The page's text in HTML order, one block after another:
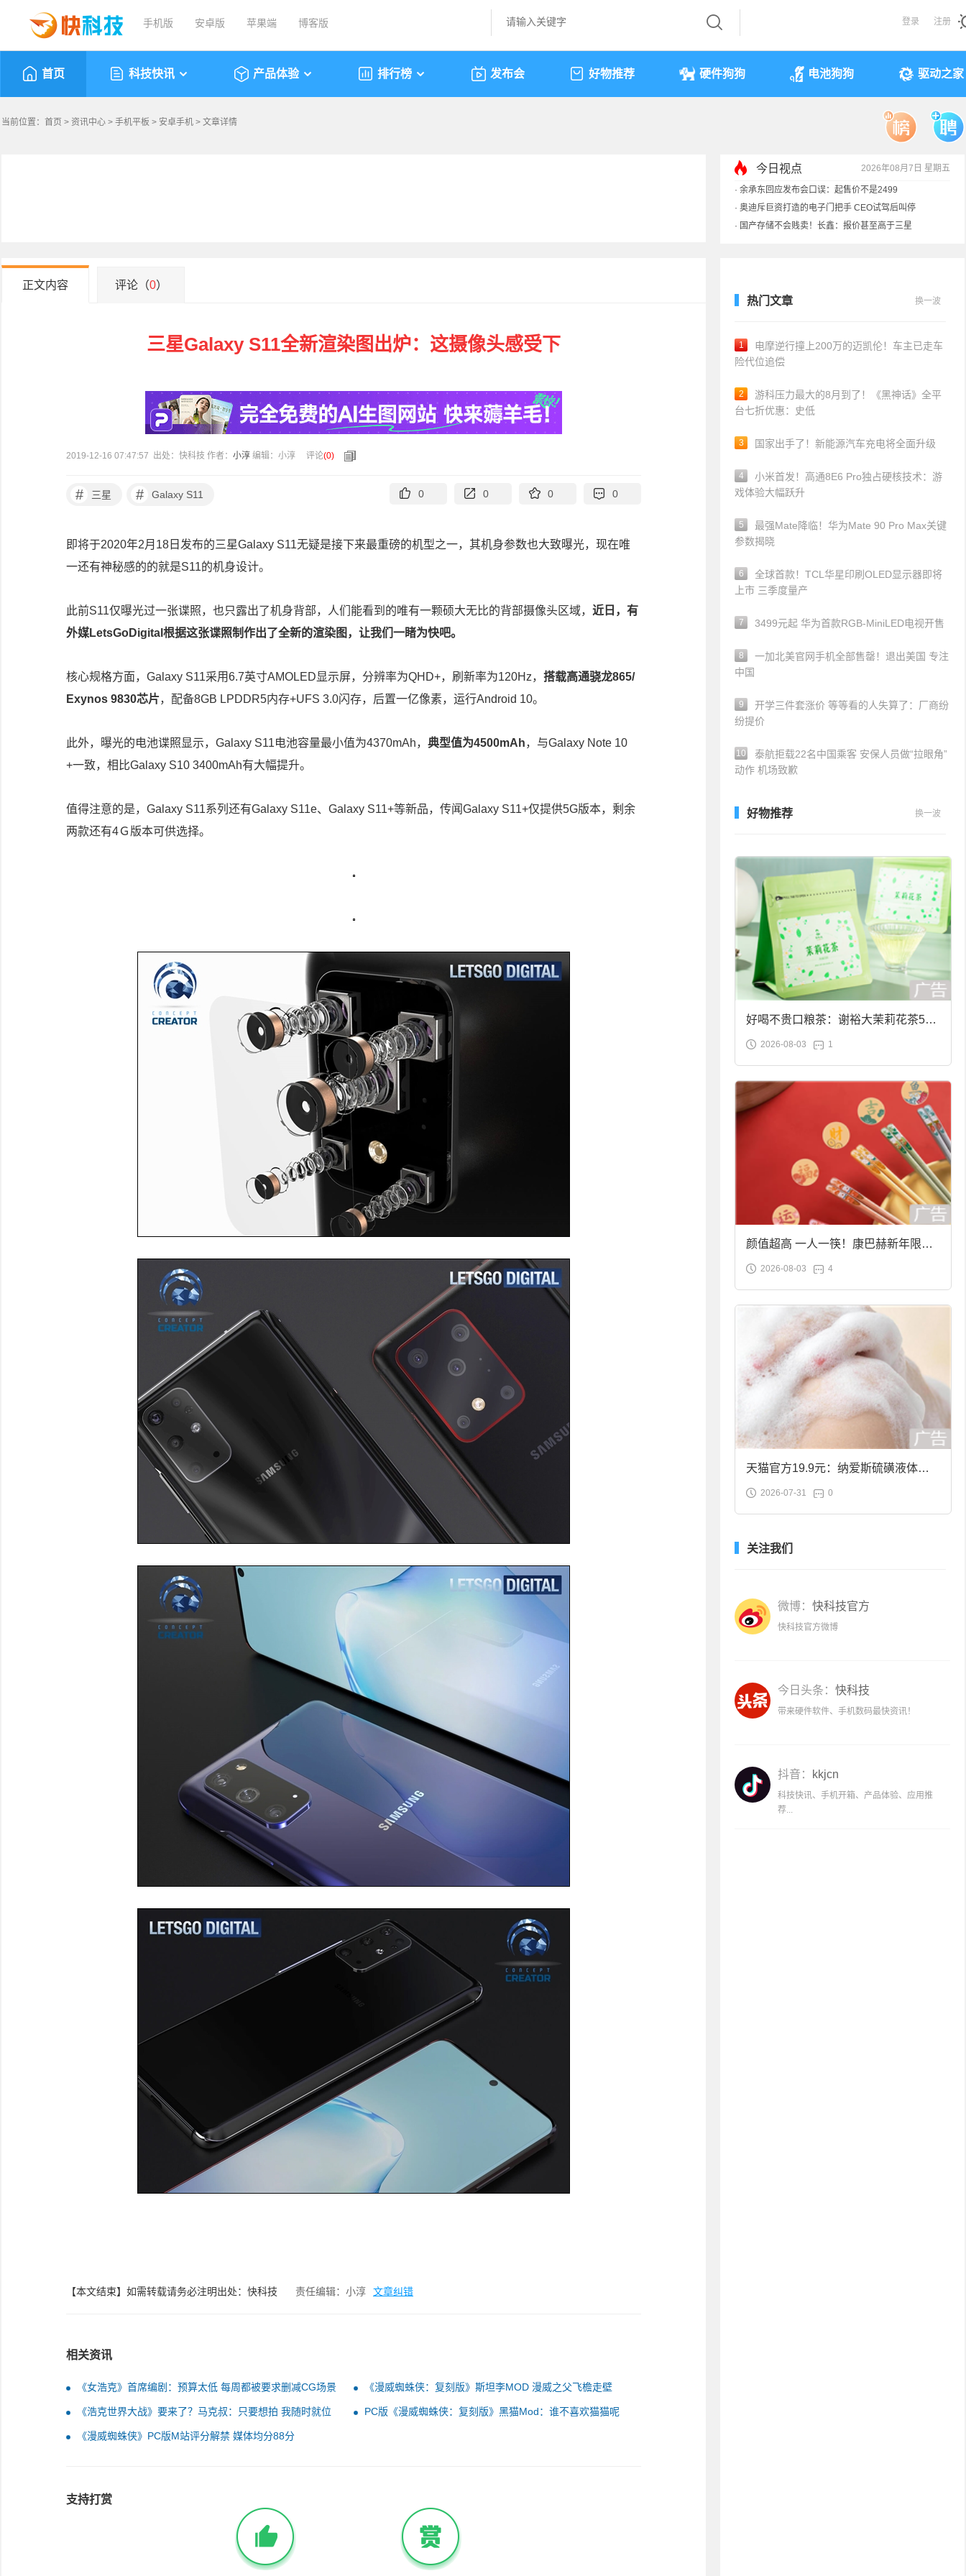
手机版 安卓版 苹果端 博客版 登录 注册
首页 科技快讯 产品体验 排行榜 发布会 好物推荐 硬件狗狗 电池狗狗 驱动之家
当前位置： 首页 > 资讯中心 > 手机平板 > 安卓手机 > 文章详情
今日视点 2026年08月7日 星期五
· 余承东回应发布会口误：起售价不是2499
· 奥迪斥巨资打造的电子门把手 CEO试驾后叫停
· 国产存储不会贱卖！长鑫：报价甚至高于三星
正文内容 评论（0）
三星Galaxy S11全新渲染图出炉：这摄像头感受下
2019-12-16 07:47:57 出处：快科技 作者： 小淳 编辑：小淳 评论(0)
# 三星 # Galaxy S11 0 0 0 0
即将于2020年2月18日发布的三星Galaxy S11无疑是接下来最重磅的机型之一，其机身参数也大致曝光，现在唯
一还有神秘感的的就是S11的机身设计。
此前S11仅曝光过一张谍照，也只露出了机身背部，人们能看到的唯有一颗硕大无比的背部摄像头区域， 近日，有
外媒LetsGoDigital根据这张谍照制作出了全新的渲染图，让我们一睹为快吧。
核心规格方面，Galaxy S11采用6.7英寸AMOLED显示屏，分辨率为QHD+，刷新率为120Hz， 搭载高通骁龙865/
Exynos 9830芯片，配备8GB LPDDR5内存+UFS 3.0闪存，后置一亿像素，运行Android 10。
此外，曝光的电池谍照显示，Galaxy S11电池容量最小值为4370mAh， 典型值为4500mAh，与Galaxy Note 10
+一致，相比Galaxy S10 3400mAh有大幅提升。
值得注意的是，Galaxy S11系列还有Galaxy S11e、Galaxy S11+等新品，传闻Galaxy S11+仅提供5G版本，剩余
两款还有4Ｇ版本可供选择。
【本文结束】如需转载请务必注明出处：快科技 责任编辑：小淳 文章纠错
相关资讯
《女浩克》首席编剧：预算太低 每周都被要求删减CG场景 《漫威蜘蛛侠：复刻版》斯坦李MOD 漫威之父飞檐走壁
《浩克世界大战》要来了？马克叔：只要想拍 我随时就位 PC版《漫威蜘蛛侠：复刻版》黑猫Mod：谁不喜欢猫猫呢
《漫威蜘蛛侠》PC版M站评分解禁 媒体均分88分
支持打赏
热门文章 换一波
1
电摩逆行撞上200万的迈凯伦！车主已走车
险代位追偿
2
游科压力最大的8月到了！《黑神话》全平
台七折优惠：史低
3 国家出手了！新能源汽车充电将全面升级
4
小米首发！高通8E6 Pro独占硬核技术：游
戏体验大幅跃升
5
最强Mate降临！华为Mate 90 Pro Max关键
参数揭晓
6
全球首款！TCL华星印刷OLED显示器即将
上市 三季度量产
7 3499元起 华为首款RGB-MiniLED电视开售
8
一加北美官网手机全部售罄！退出美国 专注
中国
9
开学三件套涨价 等等看的人失算了：厂商纷
纷提价
10
泰航拒载22名中国乘客 安保人员做“拉眼角”
动作 机场致歉
好物推荐 换一波
好喝不贵口粮茶：谢裕大茉莉花茶50g
袋装9.9元到手
2026-08-03 1
颜值超高 一人一筷！康巴赫新年限定
合金筷子大促：19.9元
2026-08-03 4
天猫官方19.9元：纳爱斯硫磺液体香
皂2斤大促
2026-07-31 0
关注我们
微博： 快科技官方
快科技官方微博
今日头条： 快科技
带来硬件软件、手机数码最快资讯！
抖音： kkjcn
科技快讯、手机开箱、产品体验、应用推
荐...